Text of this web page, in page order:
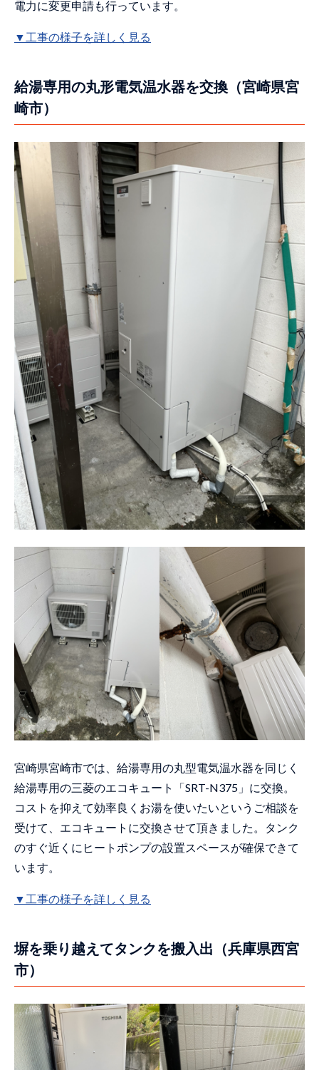
電力に変更申請も行っています。
▼工事の様子を詳しく見る
給湯専用の丸形電気温水器を交換（宮崎県宮
崎市）
宮崎県宮崎市では、給湯専用の丸型電気温水器を同じく
給湯専用の三菱のエコキュート「SRT-N375」に交換。
コストを抑えて効率良くお湯を使いたいというご相談を
受けて、エコキュートに交換させて頂きました。タンク
のすぐ近くにヒートポンプの設置スペースが確保できて
います。
▼工事の様子を詳しく見る
塀を乗り越えてタンクを搬入出（兵庫県西宮
市）